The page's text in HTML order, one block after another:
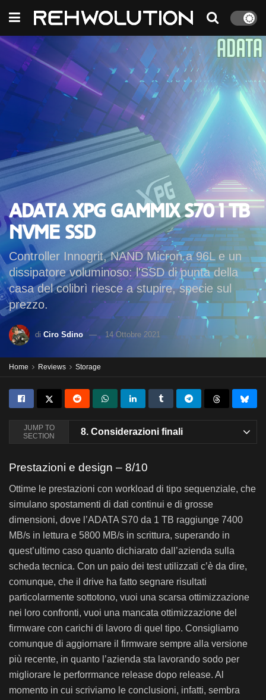
ADATA XPG Gammix S70 1 TB
NVMe SSD
Controller Innogrit, NAND Micron a 96L e un
dissipatore voluminoso: l'SSD di punta della
casa del colibrì riesce a stupire, specie sul
prezzo.
di Ciro Sdino 14 Ottobre 2021
Home Reviews Storage
JUMP TO
SECTION
8. Considerazioni finali
Prestazioni e design – 8/10
Ottime le prestazioni con workload di tipo sequenziale, che
simulano spostamenti di dati continui e di grosse
dimensioni, dove l’ADATA S70 da 1 TB raggiunge 7400
MB/s in lettura e 5800 MB/s in scrittura, superando in
quest’ultimo caso quanto dichiarato dall’azienda sulla
scheda tecnica. Con un paio dei test utilizzati c’è da dire,
comunque, che il drive ha fatto segnare risultati
particolarmente sottotono, vuoi una scarsa ottimizzazione
nei loro confronti, vuoi una mancata ottimizzazione del
firmware con carichi di lavoro di quel tipo. Consigliamo
comunque di aggiornare il firmware sempre alla versione
più recente, in quanto l’azienda sta lavorando sodo per
migliorare le perforrmance release dopo release. Al
momento in cui scriviamo le conclusioni, infatti, sembra